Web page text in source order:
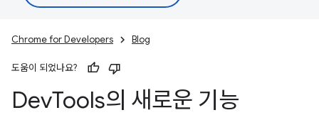
Chrome for Developers Blog
도움이 되었나요?
DevTools의 새로운 기능